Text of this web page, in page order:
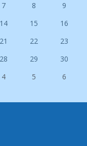
7 8
9
14 15
16
21 22
23
28 29
30
4 5 6